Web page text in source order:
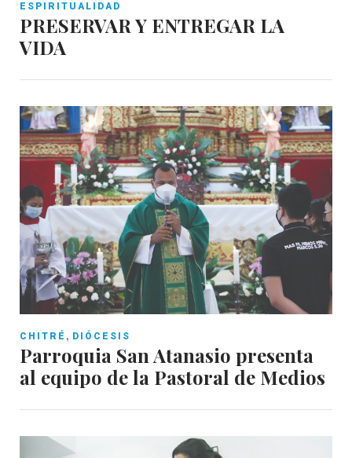
ESPIRITUALIDAD
PRESERVAR Y ENTREGAR LA
VIDA
CHITRÉ , DIÓCESIS
Parroquia San Atanasio presenta
al equipo de la Pastoral de Medios